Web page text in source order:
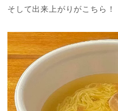
そして出来上がりがこちら！